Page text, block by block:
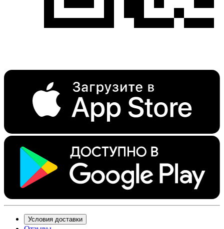
Условия доставки